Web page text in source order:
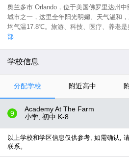
奥兰多市 Orlando，位于美国佛罗里达州
城市之一，这里全年阳光明媚、天气温和
均气温17.8℃。旅游、科技、医疗、养老
部
学校信息
分配学校 附近高中
9
Academy At The Farm
小学, 初中 K-8
以上学校和学区信息仅供参考, 如需确认,
联系。